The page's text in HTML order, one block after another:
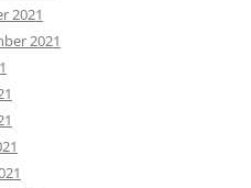
2021
2021